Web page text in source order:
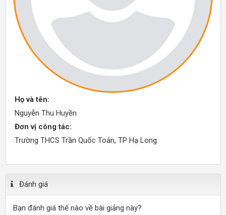
Họ và tên:
Nguyễn Thu Huyền
Đơn vị công tác:
Trường THCS Trần Quốc Toản, TP Hạ Long
Đánh giá
Bạn đánh giá thế nào về bài giảng này?